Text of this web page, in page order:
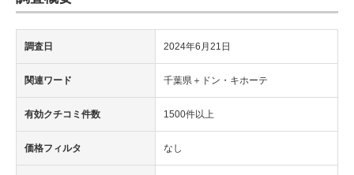
調査日 2024年6月21日
関連ワード 千葉県＋ドン・キホーテ
有効クチコミ件数 1500件以上
価格フィルタ なし